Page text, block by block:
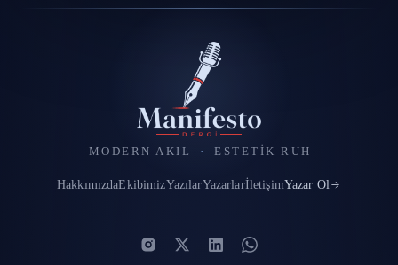
MODERN AKIL · ESTETIK RUH
HakkımızdaEkibimizYazılarYazarlarİletişimYazar Ol